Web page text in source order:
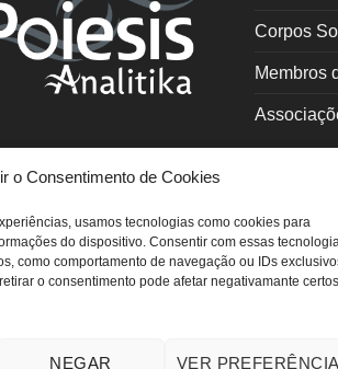
o Consentimento de Cookies
usamos tecnologias como cookies para
do dispositivo. Consentir com essas
como comportamento de navegação ou IDs
o consentimento pode afetar negativamante certos
NEGAR VER
Analitika – Associação
de Psicoterapia
Corpos
Membros